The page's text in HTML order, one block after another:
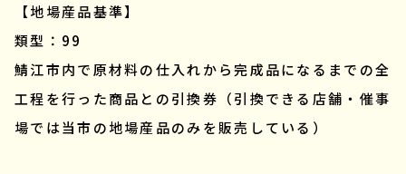
【地場産品基準】
類型：99
鯖江市内で原材料の仕入れから完成品になるまでの全
工程を行った商品との引換券（引換できる店舗・催事
場では当市の地場産品のみを販売している）